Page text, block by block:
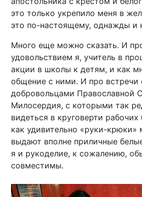
это только укрепило меня в
это по-настоящему, однажды и
Много еще можно сказать. И
удовольствием я, учитель в
акции в школы к детям, и как
общение с ними. И про встречи
добровольцами Православной
Милосердия, с которыми так
видеться в круговерти
как удивительно «руки-
выдают вполне приличные
я и рукоделие, к сожалению,
совместимы.